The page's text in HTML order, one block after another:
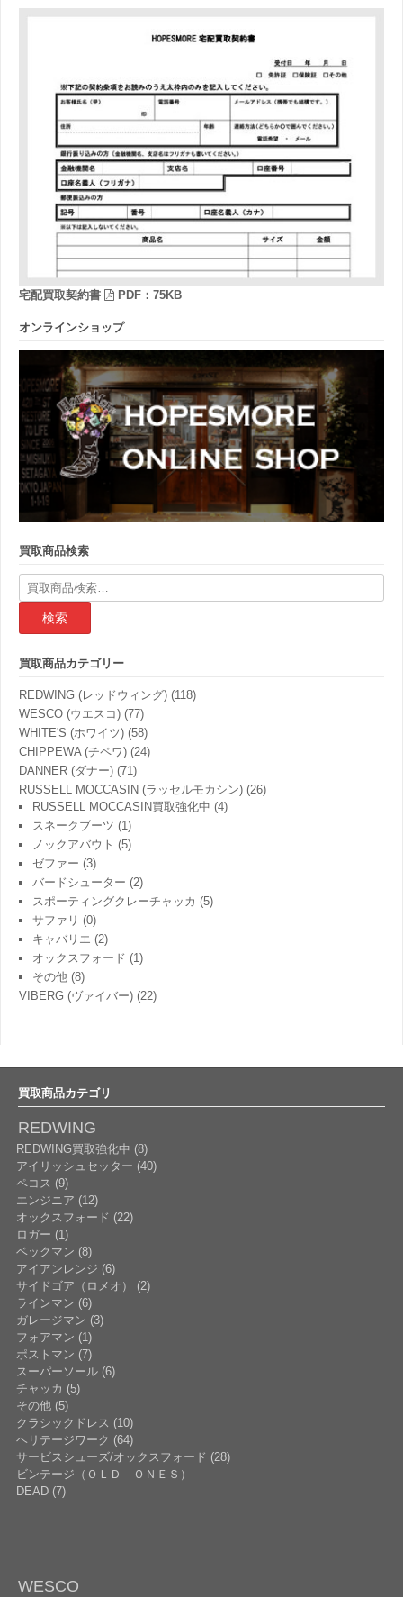
宅配買取契約書 PDF：75KB
オンラインショップ
買取商品検索
検
索
果:
買取商品カテゴリー
REDWING (レッドウィング) (118)
WESCO (ウエスコ) (77)
WHITE'S (ホワイツ) (58)
CHIPPEWA (チペワ) (24)
DANNER (ダナー) (71)
RUSSELL MOCCASIN (ラッセルモカシン) (26)
RUSSELL MOCCASIN買取強化中 (4)
スネークブーツ (1)
ノックアバウト (5)
ゼファー (3)
バードシューター (2)
スポーティングクレーチャッカ (5)
サファリ (0)
キャバリエ (2)
オックスフォード (1)
その他 (8)
VIBERG (ヴァイバー) (22)
買取商品カテゴリ
REDWING
REDWING買取強化中 (8)
アイリッシュセッター (40)
ペコス (9)
エンジニア (12)
オックスフォード (22)
ロガー (1)
ベックマン (8)
アイアンレンジ (6)
サイドゴア（ロメオ） (2)
ラインマン (6)
ガレージマン (3)
フォアマン (1)
ポストマン (7)
スーパーソール (6)
チャッカ (5)
その他 (5)
クラシックドレス (10)
ヘリテージワーク (64)
サービスシューズ/オックスフォード (28)
ビンテージ（ＯＬＤ ＯＮＥＳ）
DEAD (7)
WESCO